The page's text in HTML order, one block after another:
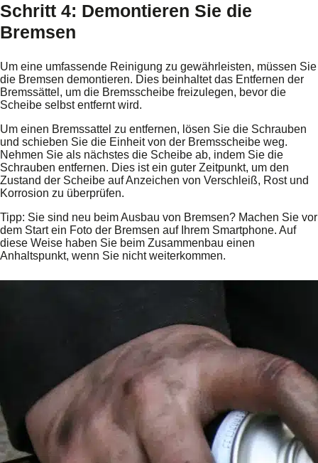
Schritt 4: Demontieren Sie die
Bremsen
Um eine umfassende Reinigung zu gewährleisten, müssen Sie
die Bremsen demontieren. Dies beinhaltet das Entfernen der
Bremssättel, um die Bremsscheibe freizulegen, bevor die
Scheibe selbst entfernt wird.
Um einen Bremssattel zu entfernen, lösen Sie die Schrauben
und schieben Sie die Einheit von der Bremsscheibe weg.
Nehmen Sie als nächstes die Scheibe ab, indem Sie die
Schrauben entfernen. Dies ist ein guter Zeitpunkt, um den
Zustand der Scheibe auf Anzeichen von Verschleiß, Rost und
Korrosion zu überprüfen.
Tipp: Sie sind neu beim Ausbau von Bremsen? Machen Sie vor
dem Start ein Foto der Bremsen auf Ihrem Smartphone. Auf
diese Weise haben Sie beim Zusammenbau einen
Anhaltspunkt, wenn Sie nicht weiterkommen.